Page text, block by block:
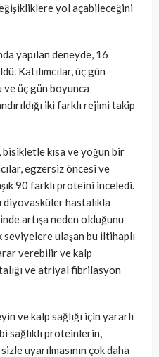
yol açabileceğini
yapılan deneyde, 16
Katılımcılar, üç gün
üç gün boyunca
iki farklı rejimi takip
kısa ve yoğun bir
egzersiz öncesi ve
90 farklı proteini inceledi.
hastalıkla
artışa neden olduğunu
ulaşan bu iltihaplı
verebilir ve kalp
ve atriyal fibrilasyon
ve kalp sağlığı için yararlı
sağlıklı proteinlerin,
uyarılmasının çok daha